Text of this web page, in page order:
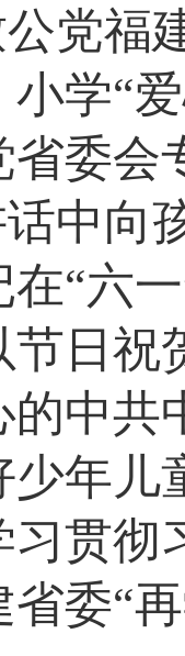
党福
小学“
省委会
中向
“六
日祝
中共
年儿
贯彻
委“